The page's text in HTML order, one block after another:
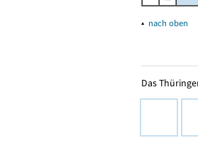
▴ nach oben
Das